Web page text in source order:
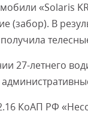
«Solaris
(забор). В
27-летнего
КоАП РФ